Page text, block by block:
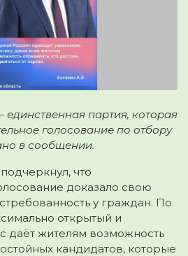
единственная партия, которая
голосование по отбору
в сообщении.
что
доказало свою
у граждан. По
открытый и
даёт жителям возможность
кандидатов, которые